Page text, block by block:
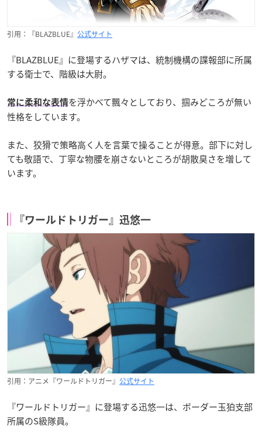
引用：『BLAZBLUE』 公式サイト
『BLAZBLUE』に登場するハザマは、統制機構の諜報部に所属
する衛士で、階級は大尉。
常に柔和な表情を浮かべて飄々としており、掴みどころが無い
性格をしています。
また、狡猾で策略高く人を言葉で操ることが得意。部下に対し
ても敬語で、丁寧な物腰を崩さないところが胡散臭さを増して
います。
『ワールドトリガー』迅悠一
引用：アニメ『ワールドトリガー』 公式サイト
『ワールドトリガー』に登場する迅悠一は、ボーダー玉狛支部
所属のS級隊員。